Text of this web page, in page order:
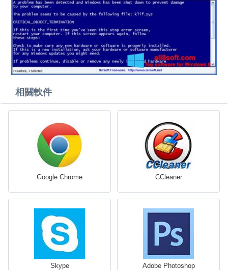
相關軟件
Google Chrome CCleaner
Skype Adobe Photoshop